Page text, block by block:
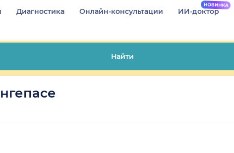
Диагностика Онлайн-консультации ИИ-доктор
Найти